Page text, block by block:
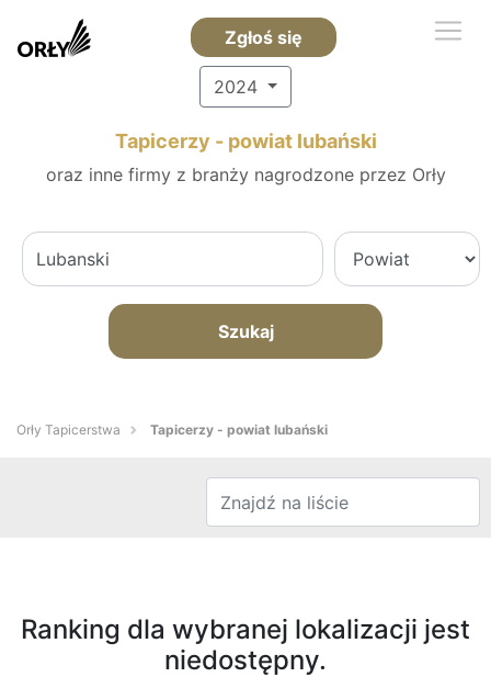
Zgłoś się
2024
Tapicerzy - powiat lubański
oraz inne firmy z branży nagrodzone przez Orły
Szukaj
Orły Tapicerstwa Tapicerzy - powiat lubański
Ranking dla wybranej lokalizacji jest
niedostępny.